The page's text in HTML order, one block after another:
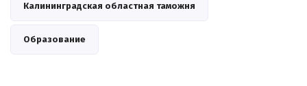
Калининградская областная таможня
Образование